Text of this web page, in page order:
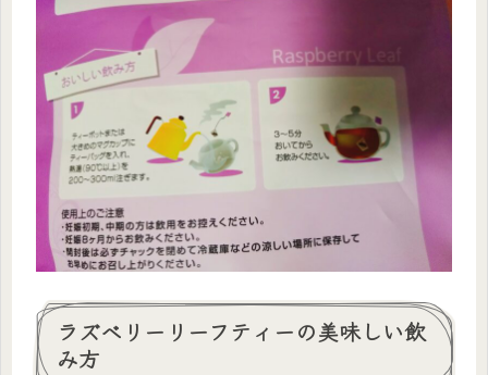
ラズベリーリーフティーの美味しい飲
み方